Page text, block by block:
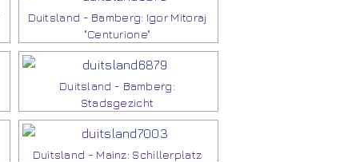
Duitsland - Bamberg: Igor Mitoraj
"Centurione"
Duitsland - Bamberg:
Stadsgezicht
Duitsland - Mainz: Schillerplatz